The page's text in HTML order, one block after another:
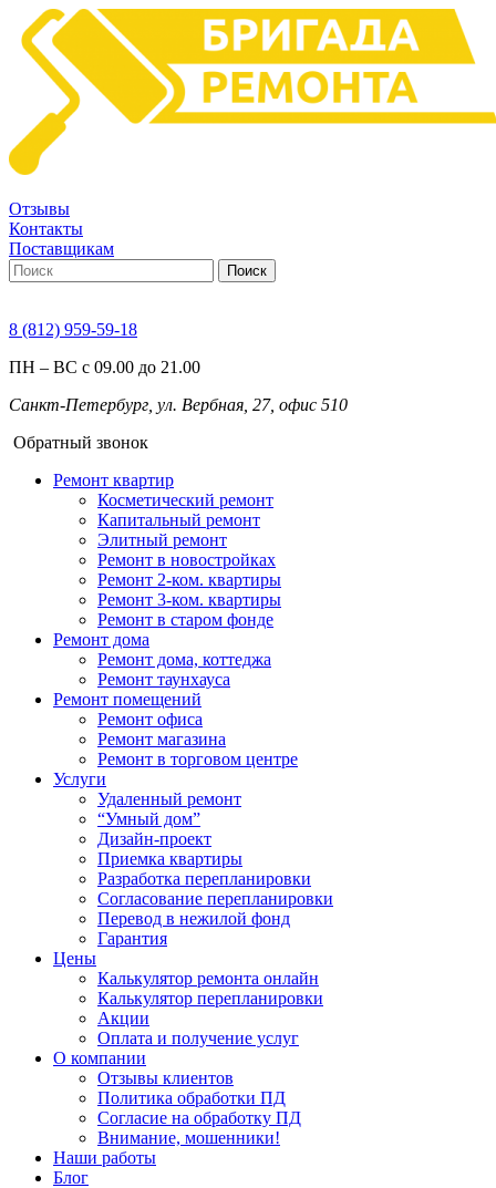
Отзывы
Контакты
Поставщикам
Поиск
8 (812) 959-59-18
ПН – ВС с 09.00 до 21.00
Санкт-Петербург, ул. Вербная, 27, офис 510
Обратный звонок
Ремонт квартир
Косметический ремонт
Капитальный ремонт
Элитный ремонт
Ремонт в новостройках
Ремонт 2-ком. квартиры
Ремонт 3-ком. квартиры
Ремонт в старом фонде
Ремонт дома
Ремонт дома, коттеджа
Ремонт таунхауса
Ремонт помещений
Ремонт офиса
Ремонт магазина
Ремонт в торговом центре
Услуги
Удаленный ремонт
“Умный дом”
Дизайн-проект
Приемка квартиры
Разработка перепланировки
Согласование перепланировки
Перевод в нежилой фонд
Гарантия
Цены
Калькулятор ремонта онлайн
Калькулятор перепланировки
Акции
Оплата и получение услуг
О компании
Отзывы клиентов
Политика обработки ПД
Согласие на обработку ПД
Внимание, мошенники!
Наши работы
Блог